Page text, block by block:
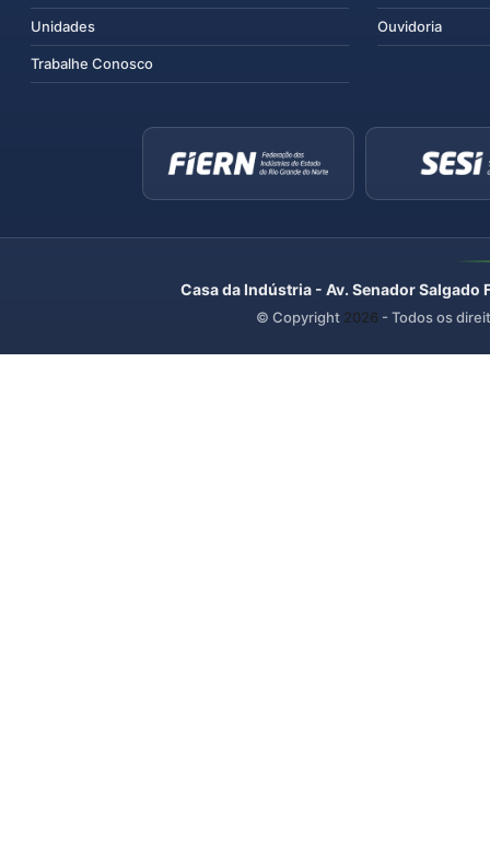
Unidades
Trabalhe Conosco
Ouvidoria
Casa da Indústria - Av. Senador
© Copyright 2026 - Todos os